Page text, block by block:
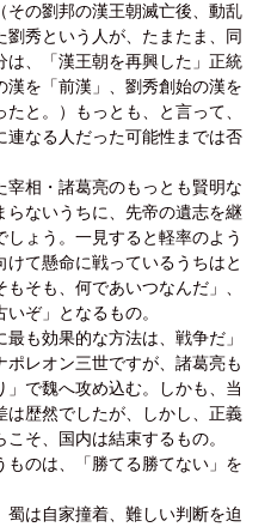
その劉邦の漢王朝滅亡後、動乱
秀という人が、たまたま、同
は、「漢王朝を再興した」正統
漢を「前漢」、劉秀創始の漢を
たと。）もっとも、と言って、
連なる人だった可能性までは否
宰相・諸葛亮のもっとも賢明な
らないうちに、先帝の遺志を継
ょう。一見すると軽率のよう
て懸命に戦っているうちはと
そも、何であいつなんだ」、
いぞ」となるもの。
最も効果的な方法は、戦争だ」
ポレオン三世ですが、諸葛亮も
で魏へ攻め込む。しかも、当
は歴然でしたが、しかし、正義
そ、国内は結束するもの。
ものは、「勝てる勝てない」を
は自家撞着、難しい判断を迫